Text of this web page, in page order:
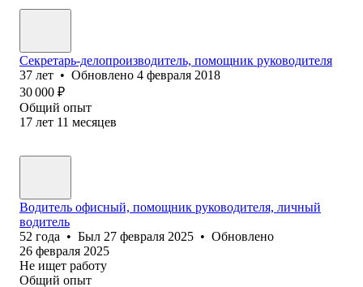
Секретарь-делопроизводитель, помощник руководителя
37 лет • Обновлено 4 февраля 2018
30 000 ₽
Общий опыт
17 лет 11 месяцев
Водитель офисный, помощник руководителя, личный
водитель
52 года • Был 27 февраля 2025 • Обновлено
26 февраля 2025
Не ищет работу
Общий опыт